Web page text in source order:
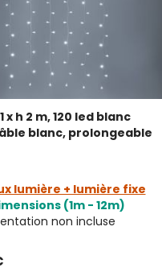
x h 2 m, 120 led blanc
blanc, prolongeable
lumière + lumière fixe
(1m - 12m)
non incluse